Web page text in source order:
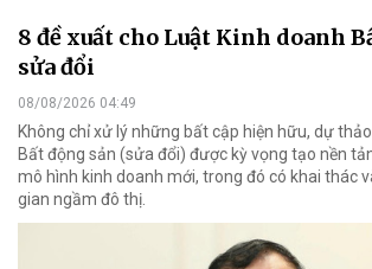
8 đề xuất cho Luật Kinh doanh
sửa đổi
08/08/2026 04:49
Không chỉ xử lý những bất cập hiện hữu, dự
Bất động sản (sửa đổi) được kỳ vọng tạo nền
mô hình kinh doanh mới, trong đó có khai thác
gian ngầm đô thị.